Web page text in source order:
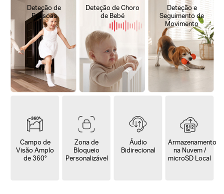
Deteção de
Pessoas
Deteção de Choro
de Bebé
Deteção e
Seguimento de
Movimento
Campo de
Visão Amplo
de 360°
Zona de
Bloqueio
Personalizável
Áudio
Bidirecional
Armazenamento
na Nuvem /
microSD Local